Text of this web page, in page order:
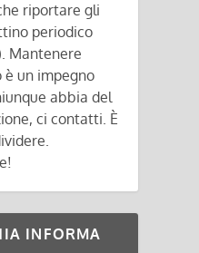
riportare gli
periodico
Mantenere
un impegno
abbia del
ci contatti. È
INFORMA